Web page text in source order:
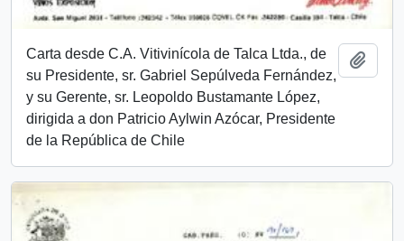
Carta desde C.A. Vitivinícola de Talca Ltda., de
su Presidente, sr. Gabriel Sepúlveda Fernández,
y su Gerente, sr. Leopoldo Bustamante López,
dirigida a don Patricio Aylwin Azócar, Presidente
de la República de Chile